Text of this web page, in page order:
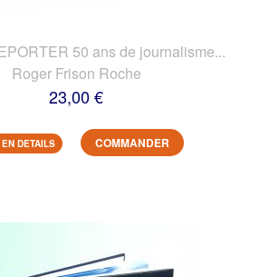
50 ans de journalisme...
Roger Frison Roche
23,00 €
DETAILS COMMANDER